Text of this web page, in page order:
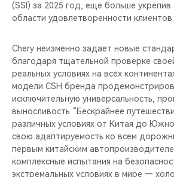
(SSI) за 2025 год, еще больше
области удовлетворенности клиентов.
Chery неизменно задает новые
благодаря тщательной проверке
реальных условиях на всех
модели CSH бренда
исключительную универсальность,
выносливость “Бескрайнее
различных условиях от Китая до
свою адаптируемость ко всем
первым китайским
комплексные испытания на
экстремальных условиях в мире —